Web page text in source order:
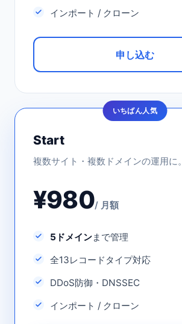
インポート / クローン
申し込む
いちばん人気
Start
複数サイト・複数ドメインの運用に。
¥980/ 月額
5ドメインまで管理
全13レコードタイプ対応
DDoS防御・DNSSEC
インポート / クローン